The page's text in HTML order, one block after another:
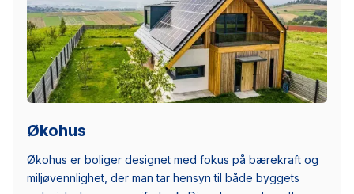
Økohus
Økohus er boliger designet med fokus på bærekraft og
miljøvennlighet, der man tar hensyn til både byggets